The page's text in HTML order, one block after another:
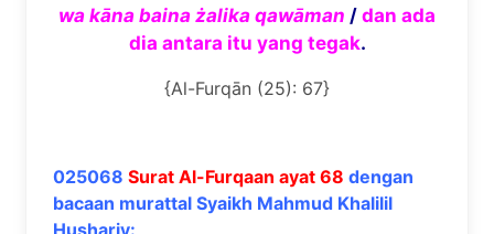
wa kāna baina żalika qawāman / dan ada
dia antara itu yang tegak.
{Al-Furqān (25): 67}
025068 Surat Al-Furqaan ayat 68 dengan
bacaan murattal Syaikh Mahmud Khalilil
Hushariy: